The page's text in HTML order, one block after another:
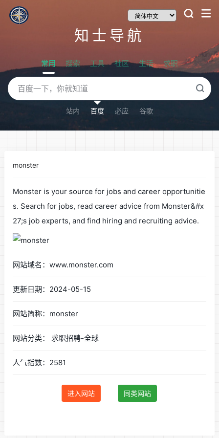
知士导航
常用 搜索 工具 社区 生活 求职
站内 百度 必应 谷歌
monster
Monster is your source for jobs and career opportunitie
s. Search for jobs, read career advice from Monster&#x
27;s job experts, and find hiring and recruiting advice.
网站域名：www.monster.com
更新日期：2024-05-15
网站简称：monster
网站分类： 求职招聘-全球
人气指数：2581
进入网站 同类网站